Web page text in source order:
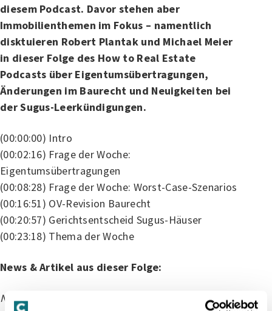
diesem Podcast. Davor stehen aber
Immobilienthemen im Fokus – namentlich
disktuieren Robert Plantak und Michael Meier
in dieser Folge des How to Real Estate
Podcasts über Eigentumsübertragungen,
Änderungen im Baurecht und Neuigkeiten bei
der Sugus-Leerkündigungen.
(00:00:00) Intro
(00:02:16) Frage der Woche:
Eigentumsübertragungen
(00:08:28) Frage der Woche: Worst-Case-Szenarios
(00:16:51) OV-Revision Baurecht
(00:20:57) Gerichtsentscheid Sugus-Häuser
(00:23:18) Thema der Woche
News & Artikel aus dieser Folge:
Neue Regeln bei Baumängeln: